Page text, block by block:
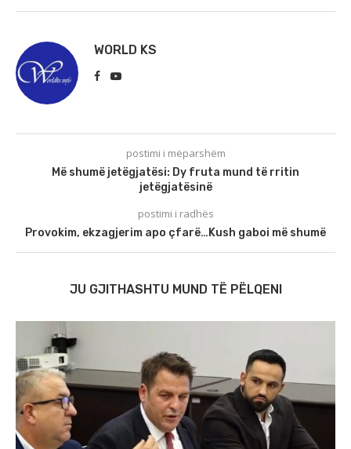
WORLD KS
postimi i mëparshëm
Më shumë jetëgjatësi: Dy fruta mund të rritin
jetëgjatësinë
postimi i radhës
Provokim, ekzagjerim apo çfarë…Kush gaboi më shumë
JU GJITHASHTU MUND TË PËLQENI